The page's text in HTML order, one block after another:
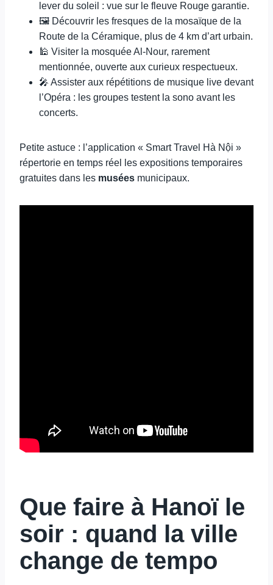
lever du soleil : vue sur le fleuve Rouge garantie.
🖼️ Découvrir les fresques de la mosaïque de la
Route de la Céramique, plus de 4 km d’art urbain.
🕌 Visiter la mosquée Al-Nour, rarement
mentionnée, ouverte aux curieux respectueux.
🎤 Assister aux répétitions de musique live devant
l’Opéra : les groupes testent la sono avant les
concerts.
Petite astuce : l’application « Smart Travel Hà Nội »
répertorie en temps réel les expositions temporaires
gratuites dans les musées municipaux.
Que faire à Hanoï le
soir : quand la ville
change de tempo